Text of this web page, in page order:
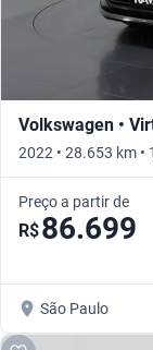
Volkswagen •
2022 • 28.653 km •
Preço a partir de
R$86.699
São Paulo